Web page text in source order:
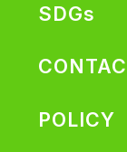
SDGs
POLICY